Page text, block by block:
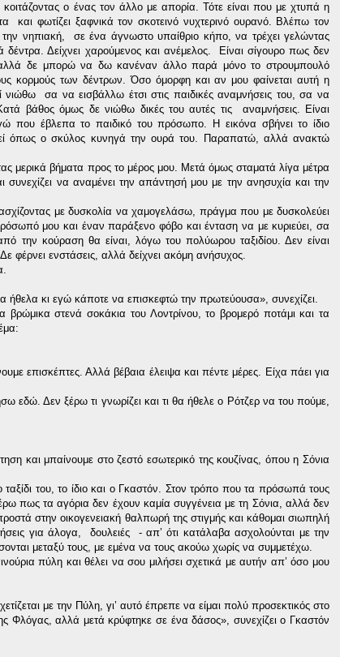
ο ένας τον άλλο με απορία. Τότε είναι που με χτυπά η
και φωτίζει ξαφνικά τον σκοτεινό νυχτερινό ουρανό. Βλέπω τον
την νηπιακή, σε ένα άγνωστο υπαίθριο κήπο, να τρέχει γελώντας
Δείχνει χαρούμενος και ανέμελος. Είναι σίγουρο πως δεν
αλλά δε μπορώ να δω κανέναν άλλο παρά μόνο το στρουμπουλό
κορμούς των δέντρων. Όσο όμορφη και αν μου φαίνεται αυτή η
σα να εισβάλλω έτσι στις παιδικές αναμνήσεις του, σα να
βάθος όμως δε νιώθω δικές του αυτές τις αναμνήσεις. Είναι
που έβλεπα το παιδικό του πρόσωπο. Η εικόνα σβήνει το ίδιο
όπως ο σκύλος κυνηγά την ουρά του. Παραπατώ, αλλά ανακτώ
μερικά βήματα προς το μέρος μου. Μετά όμως σταματά λίγα μέτρα
να αναμένει την απάντησή μου με την ανησυχία και την
με δυσκολία να χαμογελάσω, πράγμα που με δυσκολεύει
μου και έναν παράξενο φόβο και ένταση να με κυριεύει, σα
την κούραση θα είναι, λόγω του πολύωρου ταξιδίου. Δεν είναι
φέρνει ενστάσεις, αλλά δείχνει ακόμη ανήσυχος.
κι εγώ κάποτε να επισκεφτώ την πρωτεύουσα», συνεχίζει.
στενά σοκάκια του Λοντρίνου, το βρομερό ποτάμι και τα
επισκέπτες. Αλλά βέβαια έλειψα και πέντε μέρες. Είχα πάει για
εδώ. Δεν ξέρω τι γνωρίζει και τι θα ήθελε ο Ρότζερ να του πούμε,
και μπαίνουμε στο ζεστό εσωτερικό της κουζίνας, όπου η Σόνια
του, το ίδιο και ο Γκαστόν. Στον τρόπο που τα πρόσωπά τους
πως τα αγόρια δεν έχουν καμία συγγένεια με τη Σόνια, αλλά δεν
στην οικογενειακή θαλπωρή της στιγμής και κάθομαι σιωπηλή
για άλογα, δουλειές - απ’ ότι κατάλαβα ασχολούνται με την
μεταξύ τους, με εμένα να τους ακούω χωρίς να συμμετέχω.
πύλη και θέλει να σου μιλήσει σχετικά με αυτήν απ’ όσο μου
με την Πύλη, γι’ αυτό έπρεπε να είμαι πολύ προσεκτικός στο
Φλόγας, αλλά μετά κρύφτηκε σε ένα δάσος», συνεχίζει ο Γκαστόν